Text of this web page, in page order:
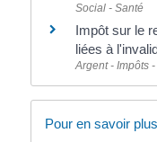
Social - Santé
Impôt sur le
liées à
Argent - Impôts
Pour en savoir plus